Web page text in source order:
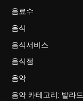
음료수
음식
음식서비스
음식점
음악
음악 카테고리: 발라드